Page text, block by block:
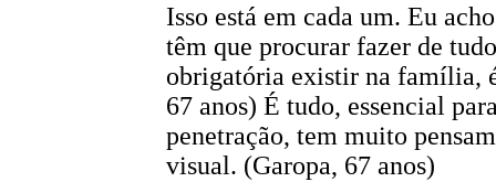
Isso está em cada um. Eu
têm que procurar fazer de
obrigatória existir na família,
67 anos) É tudo, essencial
penetração, tem muito
visual. (Garopa, 67 anos)